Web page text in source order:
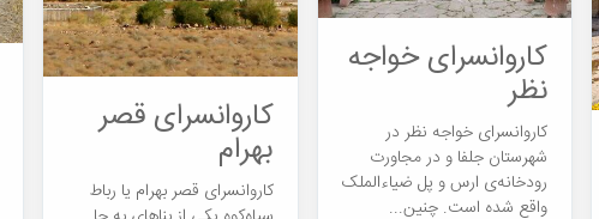
کاروانسرای خواجه
نظر
کاروانسرای خواجه نظر در
شهرستان جلفا و در مجاورت
رودخانه‌ی ارس و پل ضیاء‌الملک
واقع شده است. چنین...
کاروانسرای قصر
بهرام
کاروانسرای قصر بهرام یا رباط